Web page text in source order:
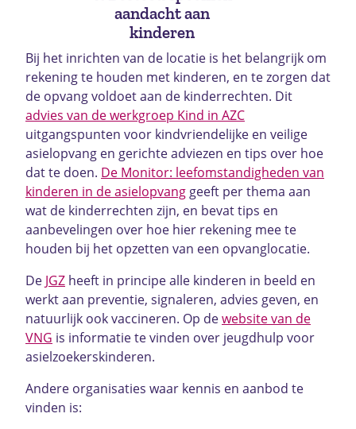
aandacht aan
kinderen
Bij het inrichten van de locatie is het belangrijk om
rekening te houden met kinderen, en te zorgen dat
de opvang voldoet aan de kinderrechten. Dit
advies van de werkgroep Kind in AZC
uitgangspunten voor kindvriendelijke en veilige
asielopvang en gerichte adviezen en tips over hoe
dat te doen. De Monitor: leefomstandigheden van
kinderen in de asielopvang geeft per thema aan
wat de kinderrechten zijn, en bevat tips en
aanbevelingen over hoe hier rekening mee te
houden bij het opzetten van een opvanglocatie.
De JGZ heeft in principe alle kinderen in beeld en
werkt aan preventie, signaleren, advies geven, en
natuurlijk ook vaccineren. Op dewebsite van de
VNG is informatie te vinden over jeugdhulp voor
asielzoekerskinderen.
Andere organisaties waar kennis en aanbod te
vinden is: